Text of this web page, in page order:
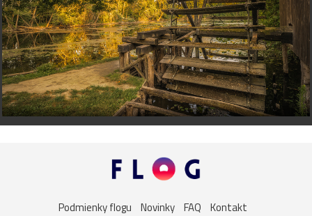
Podmienky flogu Novinky FAQ Kontakt